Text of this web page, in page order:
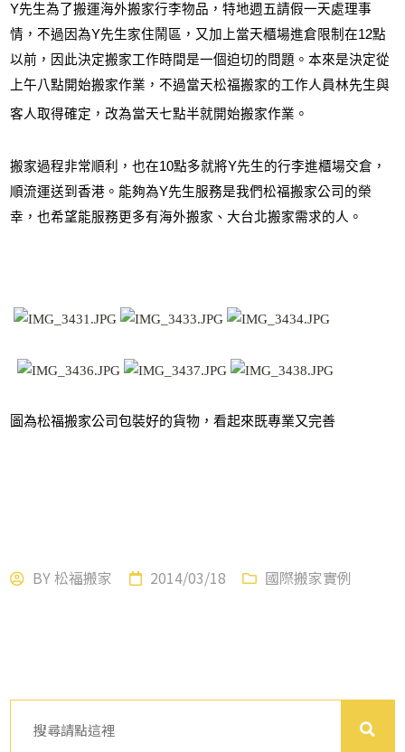
Y先生為了搬運海外搬家行李物品，特地週五請假一天處理事
情，不過因為Y先生家住鬧區，又加上當天櫃場進倉限制在12點
以前，因此決定搬家工作時間是一個迫切的問題。本來是決定從
上午八點開始搬家作業，不過當天松福搬家的工作人員林先生與
客人取得確定，改為當天七點半就開始搬家作業。
搬家過程非常順利，也在10點多就將Y先生的行李進櫃場交倉，
順流運送到香港。能夠為Y先生服務是我們松福搬家公司的榮
幸，也希望能服務更多有海外搬家、大台北搬家需求的人 。
圖為松福搬家公司包裝好的貨物，看起來既專業又完善
BY松福搬家 2014/03/18 國際搬家實例